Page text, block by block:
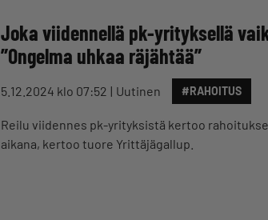
Joka viidennellä pk-yrityksellä
”Ongelma uhkaa räjähtää”
5.12.2024 klo 07:52 Uutinen #RAHOITUS
Reilu viidennes pk-yrityksistä kertoo
aikana, kertoo tuore Yrittäjägallup.